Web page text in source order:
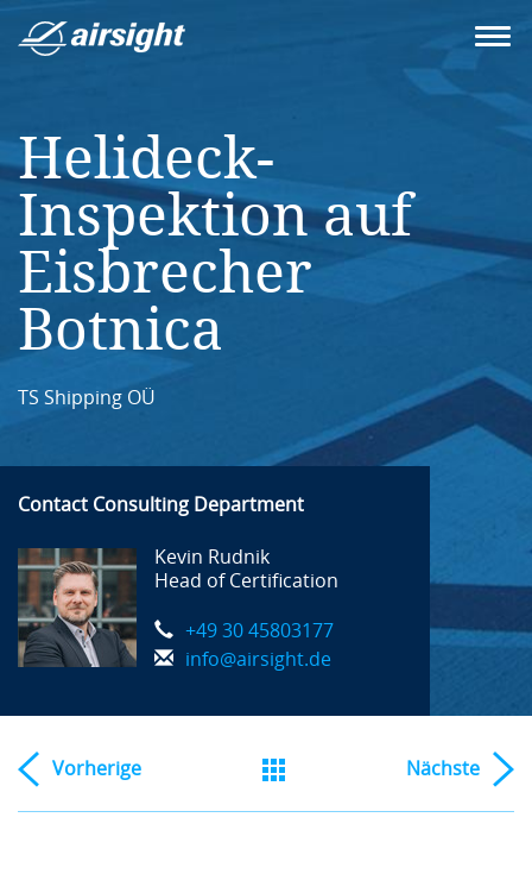
Helideck-
Inspektion auf
Eisbrecher
Botnica
TS Shipping OÜ
Contact Consulting Department
Kevin Rudnik
Head of Certification
+49 30 45803177
info@airsight.de
Vorherige Nächste